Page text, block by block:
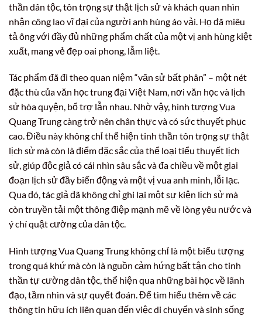
thần dân tộc, tôn trọng sự thật lịch sử và khách quan nhìn
nhận công lao vĩ đại của người anh hùng áo vải. Họ đã miêu
tả ông với đầy đủ những phẩm chất của một vị anh hùng kiệt
xuất, mang vẻ đẹp oai phong, lẫm liệt.
Tác phẩm đã đi theo quan niệm “văn sử bất phân” – một nét
đặc thù của văn học trung đại Việt Nam, nơi văn học và lịch
sử hòa quyện, bổ trợ lẫn nhau. Nhờ vậy, hình tượng Vua
Quang Trung càng trở nên chân thực và có sức thuyết phục
cao. Điều này không chỉ thể hiện tinh thần tôn trọng sự thật
lịch sử mà còn là điểm đặc sắc của thể loại tiểu thuyết lịch
sử, giúp độc giả có cái nhìn sâu sắc và đa chiều về một giai
đoạn lịch sử đầy biến động và một vị vua anh minh, lỗi lạc.
Qua đó, tác giả đã không chỉ ghi lại một sự kiện lịch sử mà
còn truyền tải một thông điệp mạnh mẽ về lòng yêu nước và
ý chí quật cường của dân tộc.
Hình tượng Vua Quang Trung không chỉ là một biểu tượng
trong quá khứ mà còn là nguồn cảm hứng bất tận cho tinh
thần tự cường dân tộc, thể hiện qua những bài học về lãnh
đạo, tầm nhìn và sự quyết đoán. Để tìm hiểu thêm về các
thông tin hữu ích liên quan đến việc di chuyển và sinh sống